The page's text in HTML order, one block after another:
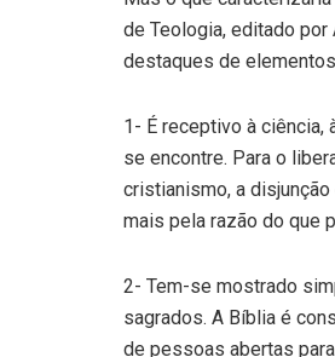
de Teologia, editado por
destaques de
1- É receptivo à ciência,
se encontre. Para o
cristianismo, a
mais pela razão do que
2- Tem-se mostrado
sagrados. A Bíblia é
de pessoas abertas